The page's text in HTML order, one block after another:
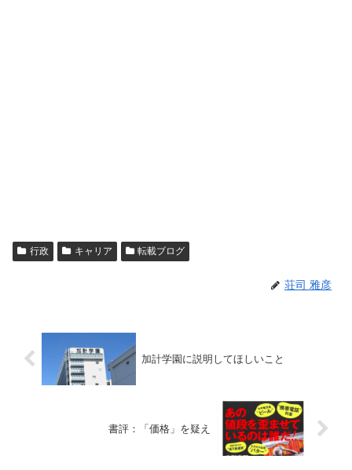
行政 キャリア 転載ブログ
荘司 雅彦
加計学園に説明してほしいこと
書評：「価格」を疑え